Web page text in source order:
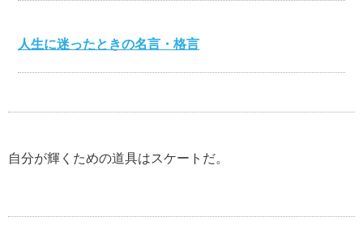
人生に迷ったときの名言・格言
心を打つ名言・格言
自分が輝くための道具はスケートだ。